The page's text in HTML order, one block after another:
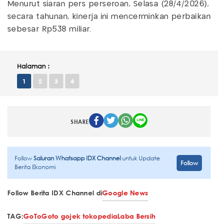
Menurut siaran pers perseroan, Selasa (28/4/2026),
secara tahunan, kinerja ini mencerminkan perbaikan
sebesar Rp538 miliar.
Halaman :
1 2 3 4
SHARE
FollowSaluran Whatsapp IDX Channeluntuk Update
Berita Ekonomi
Follow
Follow Berita IDX Channel diGoogle News
TAG:GoToGoto gojek tokopediaLaba Bersih